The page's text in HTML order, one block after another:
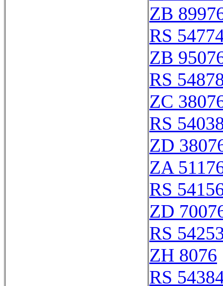
ZB
RS
ZB
RS
ZC
RS
ZD
ZA
RS
ZD
RS
ZH 8076
RS